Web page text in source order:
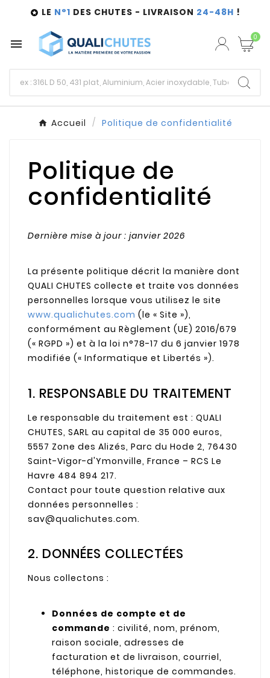
 LE N°1 DES CHUTES - LIVRAISON 24-48H !
 0
Accueil Politique de confidentialité
Politique de
confidentialité
Dernière mise à jour : janvier 2026
La présente politique décrit la manière dont
QUALI CHUTES collecte et traite vos données
personnelles lorsque vous utilisez le site
www.qualichutes.com (le « Site »),
conformément au Règlement (UE) 2016/679
(« RGPD ») et à la loi n°78-17 du 6 janvier 1978
modifiée (« Informatique et Libertés »).
1. RESPONSABLE DU TRAITEMENT
Le responsable du traitement est : QUALI
CHUTES, SARL au capital de 35 000 euros,
5557 Zone des Alizés, Parc du Hode 2, 76430
Saint-Vigor-d'Ymonville, France – RCS Le
Havre 484 894 217.
Contact pour toute question relative aux
données personnelles :
sav@qualichutes.com.
2. DONNÉES COLLECTÉES
Nous collectons :
Données de compte et de
commande : civilité, nom, prénom,
raison sociale, adresses de
facturation et de livraison, courriel,
téléphone, historique de commandes.